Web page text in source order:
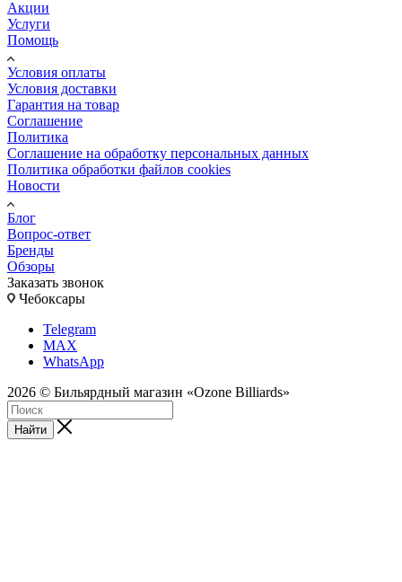
Акции
Услуги
Помощь
Условия оплаты
Условия доставки
Гарантия на товар
Соглашение
Политика
Соглашение на обработку персональных данных
Политика обработки файлов cookies
Новости
Блог
Вопрос-ответ
Бренды
Обзоры
Заказать звонок
Чебоксары
Telegram
MAX
WhatsApp
2026 © Бильярдный магазин «Ozone Billiards»
Найти